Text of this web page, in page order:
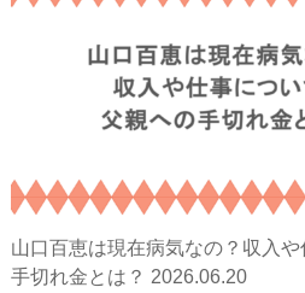
山口百恵は現在病気なの？収入
手切れ金とは？ 2026.06.20